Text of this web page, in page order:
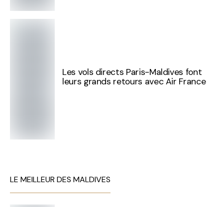
Les vols directs Paris-Maldives font
leurs grands retours avec Air France
LE MEILLEUR DES MALDIVES